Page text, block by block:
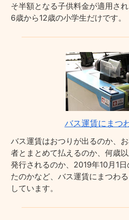
そ半額となる子供料金が適用さ
6歳から12歳の小学生だけです。
バス運賃にまつ
バス運賃はおつりが出るのか、
者とまとめて払えるのか、何歳
発行されるのか、2019年10月1
たのかなど、バス運賃にまつわ
しています。